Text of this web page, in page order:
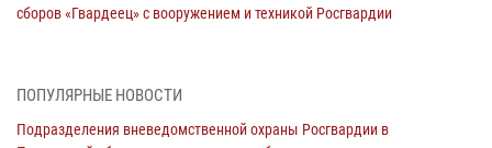
сборов «Гвардеец» с вооружением и техникой Росгвардии
В Пензе сотрудники Росгвардии оказали помощь
05 августа 2026, 04:00
ПОПУЛЯРНЫЕ НОВОСТИ
Подразделения вневедомственной охраны Росгвардии в